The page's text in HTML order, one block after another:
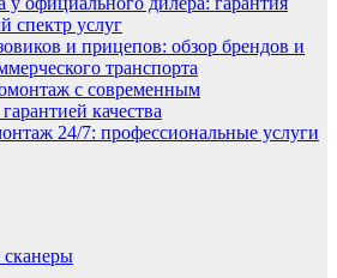
спектр услуг
и прицепов: обзор брендов и
транспорта
с современным
качества
24/7: профессиональные услуги